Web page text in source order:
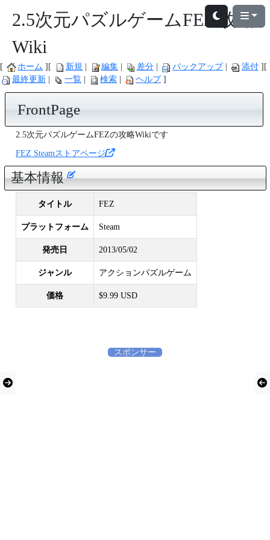
2.5次元パズルゲームFEZ 攻略
Wiki
ホーム 新規 編集 差分 バックアップ
添付
最終更新
一覧 検索 ヘルプ
FrontPage
2.5次元パズルゲームFEZの攻略Wikiです
FEZ Steamストアページ
基本情報
タイトル FEZ
プラットフォーム Steam
発売日 2013/05/02
ジャンル アクションパズルゲーム
価格 $9.99 USD
スポンサー